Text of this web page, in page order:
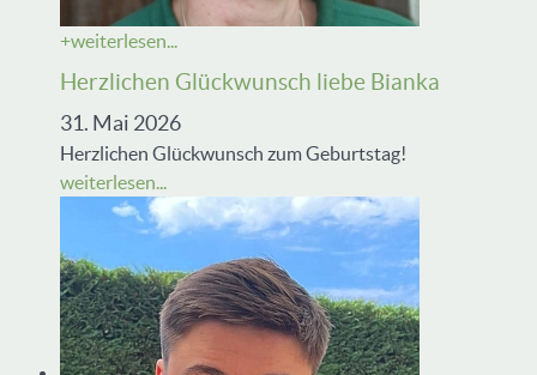
+weiterlesen...
Herzlichen Glückwunsch liebe Bianka
31. Mai 2026
Herzlichen Glückwunsch zum Geburtstag!
weiterlesen...